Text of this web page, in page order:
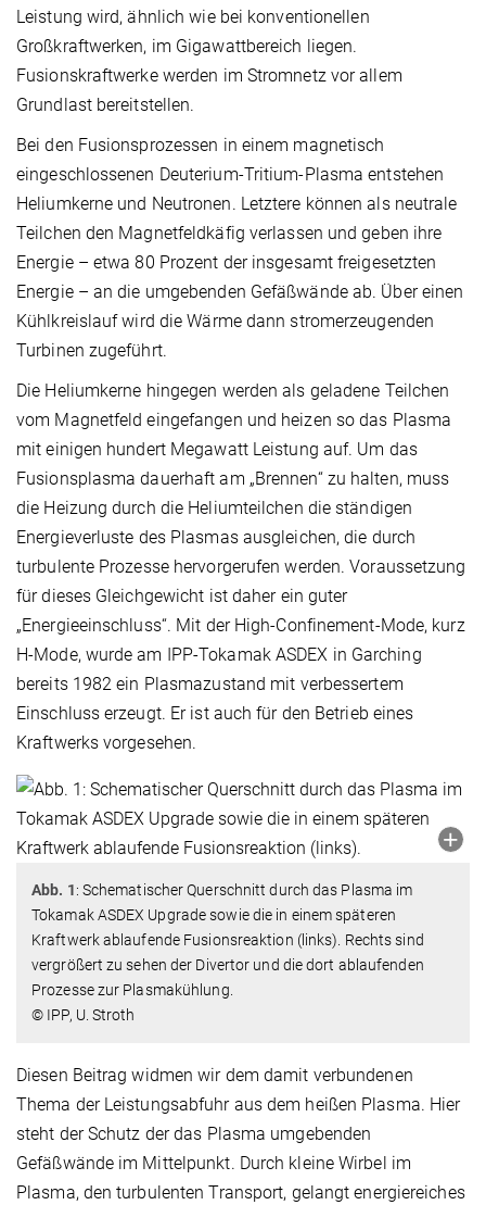
Leistung wird, ähnlich wie bei konventionellen
Großkraftwerken, im Gigawattbereich liegen.
Fusionskraftwerke werden im Stromnetz vor allem
Grundlast bereitstellen.
Bei den Fusionsprozessen in einem magnetisch
eingeschlossenen Deuterium-Tritium-Plasma entstehen
Heliumkerne und Neutronen. Letztere können als neutrale
Teilchen den Magnetfeldkäfig verlassen und geben ihre
Energie – etwa 80 Prozent der insgesamt freigesetzten
Energie – an die umgebenden Gefäßwände ab. Über einen
Kühlkreislauf wird die Wärme dann stromerzeugenden
Turbinen zugeführt.
Die Heliumkerne hingegen werden als geladene Teilchen
vom Magnetfeld eingefangen und heizen so das Plasma
mit einigen hundert Megawatt Leistung auf. Um das
Fusionsplasma dauerhaft am „Brennen“ zu halten, muss
die Heizung durch die Heliumteilchen die ständigen
Energieverluste des Plasmas ausgleichen, die durch
turbulente Prozesse hervorgerufen werden. Voraussetzung
für dieses Gleichgewicht ist daher ein guter
„Energieeinschluss“. Mit der High-Confinement-Mode, kurz
H-Mode, wurde am IPP-Tokamak ASDEX in Garching
bereits 1982 ein Plasmazustand mit verbessertem
Einschluss erzeugt. Er ist auch für den Betrieb eines
Kraftwerks vorgesehen.
Abb. 1: Schematischer Querschnitt durch das Plasma im
Tokamak ASDEX Upgrade sowie die in einem späteren
Kraftwerk ablaufende Fusionsreaktion (links). Rechts sind
vergrößert zu sehen der Divertor und die dort ablaufenden
Prozesse zur Plasmakühlung.
© IPP, U. Stroth
Diesen Beitrag widmen wir dem damit verbundenen
Thema der Leistungsabfuhr aus dem heißen Plasma. Hier
steht der Schutz der das Plasma umgebenden
Gefäßwände im Mittelpunkt. Durch kleine Wirbel im
Plasma, den turbulenten Transport, gelangt energiereiches